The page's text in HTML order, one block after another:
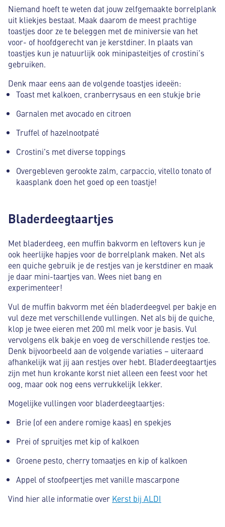
Niemand hoeft te weten dat jouw zelfgemaakte borrelplank
uit kliekjes bestaat. Maak daarom de meest prachtige
toastjes door ze te beleggen met de miniversie van het
voor- of hoofdgerecht van je kerstdiner. In plaats van
toastjes kun je natuurlijk ook minipasteitjes of crostini’s
gebruiken.
Denk maar eens aan de volgende toastjes ideeën:
Toast met kalkoen, cranberrysaus en een stukje brie
Garnalen met avocado en citroen
Truffel of hazelnootpaté
Crostini's met diverse toppings
Overgebleven gerookte zalm, carpaccio, vitello tonato of
kaasplank doen het goed op een toastje!
Bladerdeegtaartjes
Met bladerdeeg, een muffin bakvorm en leftovers kun je
ook heerlijke hapjes voor de borrelplank maken. Net als
een quiche gebruik je de restjes van je kerstdiner en maak
je daar mini-taartjes van. Wees niet bang en
experimenteer!
Vul de muffin bakvorm met één bladerdeegvel per bakje en
vul deze met verschillende vullingen. Net als bij de quiche,
klop je twee eieren met 200 ml melk voor je basis. Vul
vervolgens elk bakje en voeg de verschillende restjes toe.
Denk bijvoorbeeld aan de volgende variaties – uiteraard
afhankelijk wat jij aan restjes over hebt. Bladerdeegtaartjes
zijn met hun krokante korst niet alleen een feest voor het
oog, maar ook nog eens verrukkelijk lekker.
Mogelijke vullingen voor bladerdeegtaartjes:
Brie (of een andere romige kaas) en spekjes
Prei of spruitjes met kip of kalkoen
Groene pesto, cherry tomaatjes en kip of kalkoen
Appel of stoofpeertjes met vanille mascarpone
Vind hier alle informatie over Kerst bij ALDI